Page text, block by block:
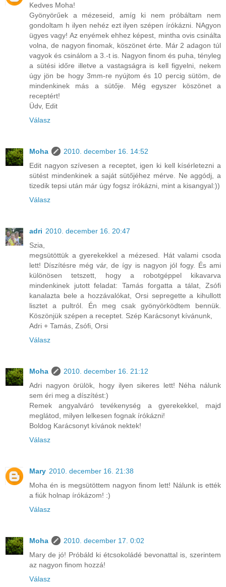
Kedves Moha!
Gyönyörűek a mézeseid, amíg ki nem próbáltam nem
gondoltam h ilyen nehéz ezt ilyen szépen írókázni. NAgyon
ügyes vagy! Az enyémek ehhez képest, mintha ovis csinálta
volna, de nagyon finomak, köszönet érte. Már 2 adagon túl
vagyok és csinálom a 3.-t is. Nagyon finom és puha, tényleg
a sütési időre illetve a vastagságra is kell figyelni, nekem
úgy jön be hogy 3mm-re nyújtom és 10 percig sütöm, de
mindenkinek más a sütője. Még egyszer köszönet a
receptért!
Üdv, Edit
Válasz
Moha
2010. december 16. 14:52
Edit nagyon szívesen a receptet, igen ki kell kísérletezni a
sütést mindenkinek a saját sütőjéhez mérve. Ne aggódj, a
tizedik tepsi után már úgy fogsz írókázni, mint a kisangyal:))
Válasz
adri 2010. december 16. 20:47
Szia,
megsütöttük a gyerekekkel a mézesed. Hát valami csoda
lett! Díszítésre még vár, de így is nagyon jól fogy. És ami
különösen tetszett, hogy a robotgéppel kikavarva
mindenkinek jutott feladat: Tamás forgatta a tálat, Zsófi
kanalazta bele a hozzávalókat, Orsi sepregette a kihullott
lisztet a pultról. Én meg csak gyönyörködtem bennük.
Köszönjük szépen a receptet. Szép Karácsonyt kívánunk,
Adri + Tamás, Zsófi, Orsi
Válasz
Moha
2010. december 16. 21:12
Adri nagyon örülök, hogy ilyen sikeres lett! Néha nálunk
sem éri meg a díszítést:)
Remek angyalváró tevékenység a gyerekekkel, majd
meglátod, milyen lelkesen fognak írókázni!
Boldog Karácsonyt kívánok nektek!
Válasz
Mary 2010. december 16. 21:38
Moha én is megsütöttem nagyon finom lett! Nálunk is ették
a fiúk holnap írókázom! :)
Válasz
Moha
2010. december 17. 0:02
Mary de jó! Próbáld ki étcsokoládé bevonattal is, szerintem
az nagyon finom hozzá!
Válasz